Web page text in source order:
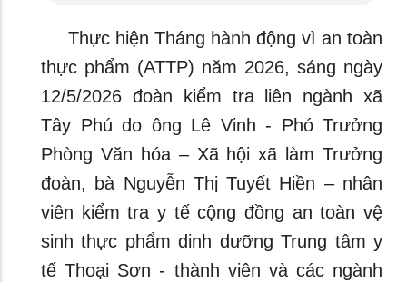
Thực hiện Tháng hành động vì an toàn
thực phẩm (ATTP) năm 2026, sáng ngày
12/5/2026 đoàn kiểm tra liên ngành xã
Tây Phú do ông Lê Vinh - Phó Trưởng
Phòng Văn hóa – Xã hội xã làm Trưởng
đoàn, bà Nguyễn Thị Tuyết Hiền – nhân
viên kiểm tra y tế cộng đồng an toàn vệ
sinh thực phẩm dinh dưỡng Trung tâm y
tế Thoại Sơn - thành viên và các ngành